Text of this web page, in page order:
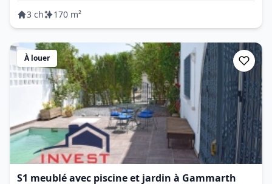
3 ch 170 m²
À louer
S1 meublé avec piscine et jardin à Gammarth